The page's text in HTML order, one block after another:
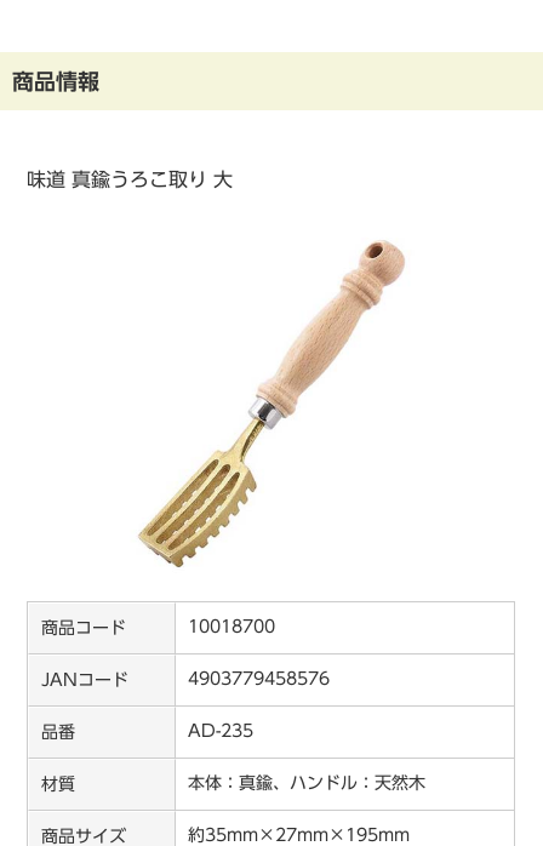
商品情報
味道 真鍮うろこ取り 大
商品コード 10018700
JANコード 4903779458576
品番 AD-235
材質 本体：真鍮、ハンドル：天然木
商品サイズ 約35mm×27mm×195mm